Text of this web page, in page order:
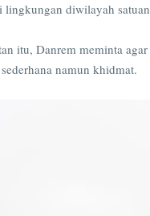
lingkungan diwilayah
itu, Danrem meminta
namun khidmat.